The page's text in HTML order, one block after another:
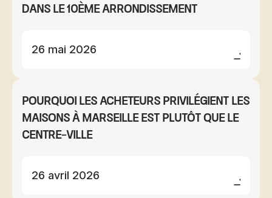
dans le 10ème arrondissement
26 mai 2026
Pourquoi les acheteurs privilégient les
maisons à Marseille Est plutôt que le
centre-ville
26 avril 2026